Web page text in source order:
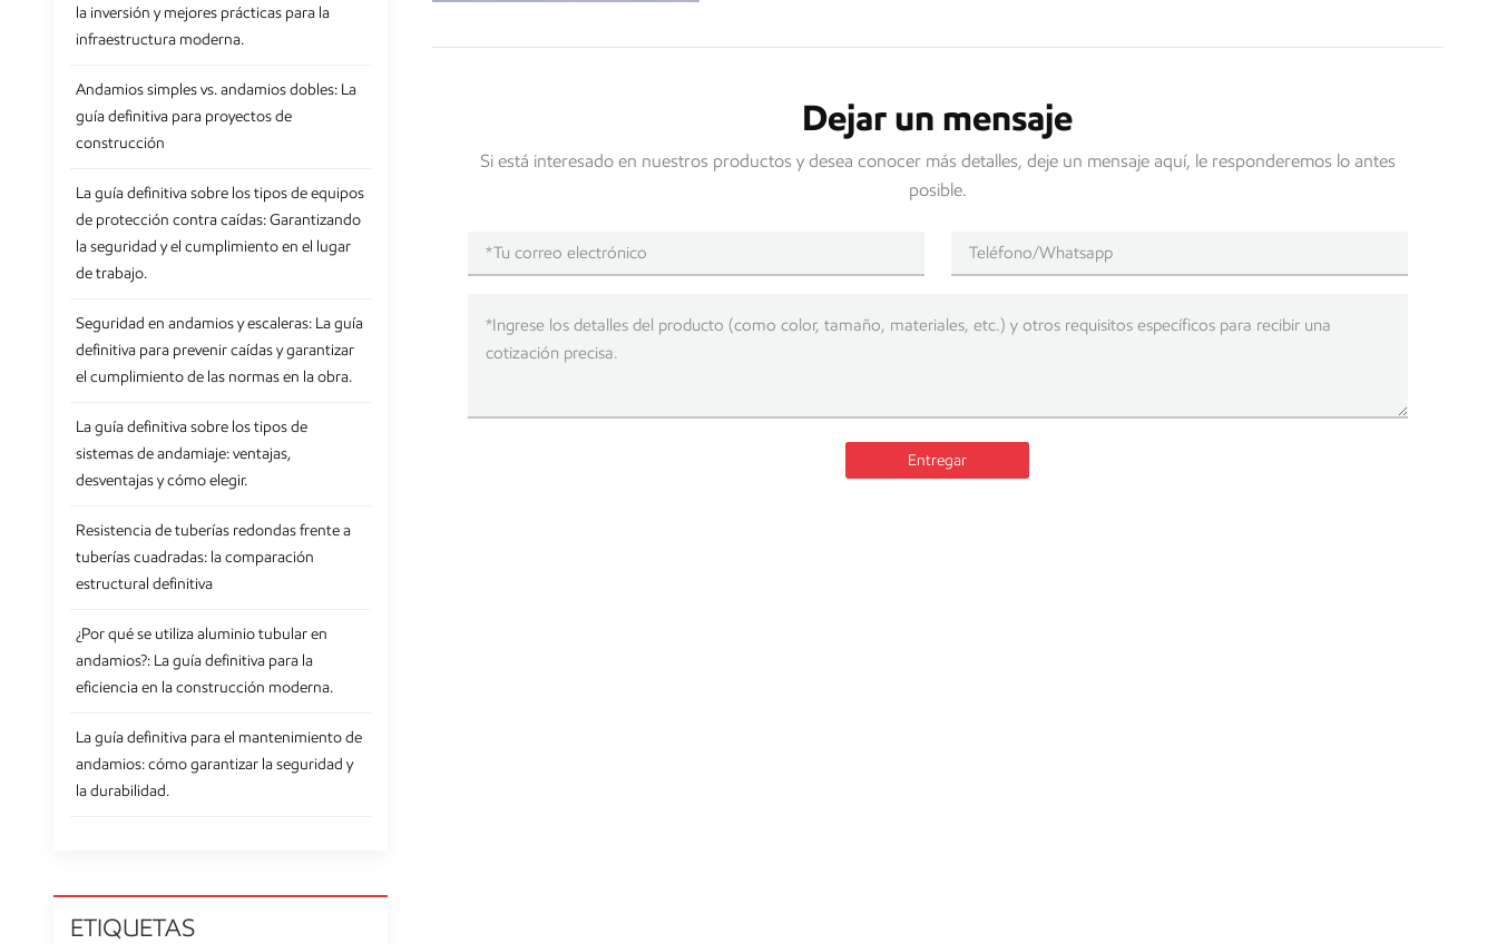
Dejar un mensaje
Si está interesado en nuestros productos y desea conocer más detalles, deje un mensaje aquí, le responderemos lo antes
posible.
Entregar
la inversión y mejores prácticas para la
infraestructura moderna.
Andamios simples vs. andamios dobles: La
guía definitiva para proyectos de
construcción
La guía definitiva sobre los tipos de equipos
de protección contra caídas: Garantizando
la seguridad y el cumplimiento en el lugar
de trabajo.
Seguridad en andamios y escaleras: La guía
definitiva para prevenir caídas y garantizar
el cumplimiento de las normas en la obra.
La guía definitiva sobre los tipos de
sistemas de andamiaje: ventajas,
desventajas y cómo elegir.
Resistencia de tuberías redondas frente a
tuberías cuadradas: la comparación
estructural definitiva
¿Por qué se utiliza aluminio tubular en
andamios?: La guía definitiva para la
eficiencia en la construcción moderna.
La guía definitiva para el mantenimiento de
andamios: cómo garantizar la seguridad y
la durabilidad.
ETIQUETAS